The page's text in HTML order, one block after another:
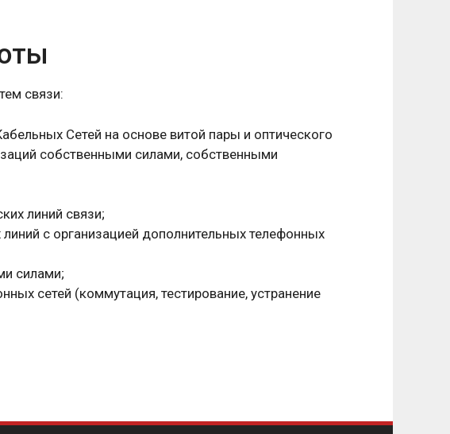
связи:
Сетей на основе витой пары и оптического
собственными силами, собственными
линий связи;
с организацией дополнительных телефонных
силами;
сетей (коммутация, тестирование, устранение